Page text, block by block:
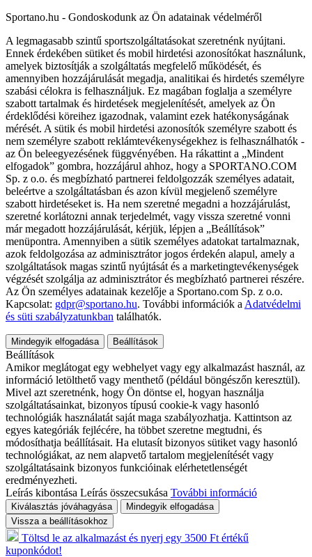
Sportano.hu - Gondoskodunk az Ön adatainak védelméről
A legmagasabb szintű sportszolgáltatásokat szeretnénk nyújtani.
Ennek érdekében sütiket és mobil hirdetési azonosítókat használunk,
amelyek biztosítják a szolgáltatás megfelelő működését, és
amennyiben hozzájárulását megadja, analitikai és hirdetés személyre
szabási célokra is felhasználjuk. Ez magában foglalja a személyre
szabott tartalmak és hirdetések megjelenítését, amelyek az Ön
érdeklődési köreihez igazodnak, valamint ezek hatékonyságának
mérését. A sütik és mobil hirdetési azonosítók személyre szabott és
nem személyre szabott reklámtevékenységekhez is felhasználhatók -
az Ön beleegyezésének függvényében. Ha rákattint a „Mindent
elfogadok” gombra, hozzájárul ahhoz, hogy a SPORTANO.COM
Sp. z o.o. és megbízható partnerei feldolgozzák személyes adatait,
beleértve a szolgáltatásban és azon kívül megjelenő személyre
szabott hirdetéseket is. Ha nem szeretné megadni a hozzájárulást,
szeretné korlátozni annak terjedelmét, vagy vissza szeretné vonni
már megadott hozzájárulását, kérjük, lépjen a „Beállítások”
menüpontra. Amennyiben a sütik személyes adatokat tartalmaznak,
azok feldolgozása az adminisztrátor jogos érdekén alapul, amely a
szolgáltatások magas szintű nyújtását és a marketingtevékenységek
végzését szolgálja az adminisztrátor és megbízható partnerei részére.
Az Ön személyes adatainak kezelője a Sportano.com Sp. z o.o.
Kapcsolat: gdpr@sportano.hu. További információk a Adatvédelmi
és süti szabályzatunkban találhatók.
Mindegyik elfogadása Beállítások
Beállítások
Amikor meglátogat egy webhelyet vagy egy alkalmazást használ, az
információ letölthető vagy menthető (például böngészőn keresztül).
Mivel azt szeretnénk, hogy Ön döntse el, hogyan használja
szolgáltatásainkat, bizonyos típusú cookie-k vagy hasonló
technológiák használatát saját maga szabályozhatja. Kattintson az
egyes kategóriák fejlécére, ha többet szeretne megtudni, és
módosíthatja beállításait. Ha elutasít bizonyos sütiket vagy hasonló
technológiákat, az nem alapvető tartalom megjelenítését vagy
szolgáltatásaink bizonyos funkcióinak elérhetetlenségét
eredményezheti.
Leírás kibontása Leírás összecsukása További információ
Kiválasztás jóváhagyása
Mindegyik elfogadása
Vissza a beállításokhoz
Töltsd le az alkalmazást és nyerj egy 3500 Ft értékű
kuponkódot!